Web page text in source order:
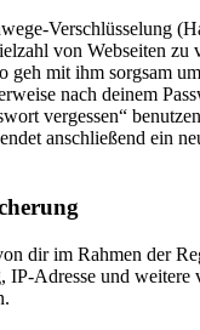
Verschlüsselung
von Webseiten
geh mit ihm sorgsam
nach deinem
vergessen“
anschließend ein
dir im Rahmen der
Adresse und